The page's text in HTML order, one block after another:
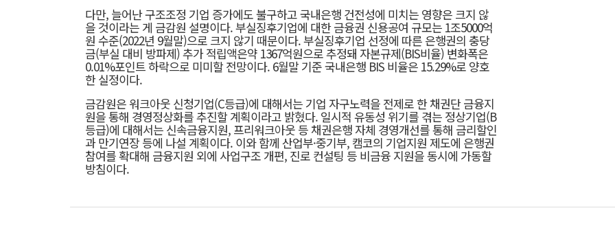
다만, 늘어난 구조조정 기업 증가에도 불구하고 국내은행 건전성에 미치는 영향은 크지 않
을 것이라는 게 금감원 설명이다. 부실징후기업에 대한 금융권 신용공여 규모는 1조5000억
원 수준(2022년 9월말)으로 크지 않기 때문이다. 부실징후기업 선정에 따른 은행권의 충당
금(부실 대비 방파제) 추가 적립액은약 1367억원으로 추정돼 자본규제(BIS비율) 변화폭은
0.01%포인트 하락으로 미미할 전망이다. 6월말 기준 국내은행 BIS 비율은 15.29%로 양호
한 실정이다.
금감원은 워크아웃 신청기업(C등급)에 대해서는 기업 자구노력을 전제로 한 채권단 금융지
원을 통해 경영정상화를 추진할 계획이라고 밝혔다. 일시적 유동성 위기를 겪는 정상기업(B
등급)에 대해서는 신속금융지원, 프리워크아웃 등 채권은행 자체 경영개선를 통해 금리할인
과 만기연장 등에 나설 계획이다. 이와 함께 산업부·중기부, 캠코의 기업지원 제도에 은행권
참여를 확대해 금융지원 외에 사업구조 개편, 진로 컨설팅 등 비금융 지원을 동시에 가동할
방침이다.